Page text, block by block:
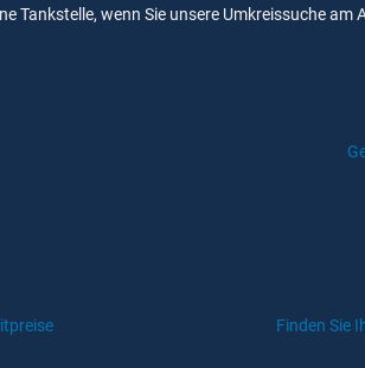
Tankstelle, wenn Sie unsere Umkreissuche am
Finden Sie